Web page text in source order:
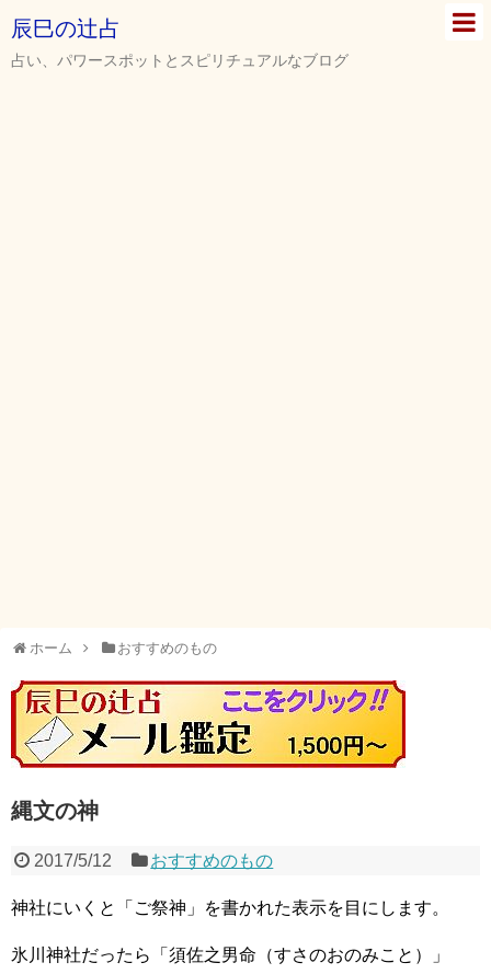
辰巳の辻占
占い、パワースポットとスピリチュアルなブログ
ホーム おすすめのもの
縄文の神
2017/5/12 おすすめのもの
神社にいくと「ご祭神」を書かれた表示を目にします。
氷川神社だったら「須佐之男命（すさのおのみこと）」